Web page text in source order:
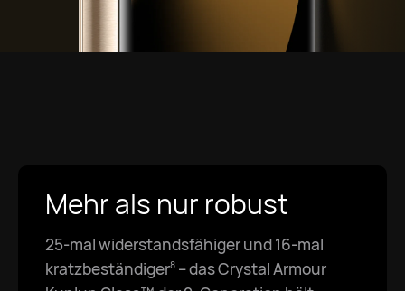
Mehr als nur robust
25-mal widerstandsfähiger und 16-mal
kratzbeständiger⁠8– das Crystal Armour